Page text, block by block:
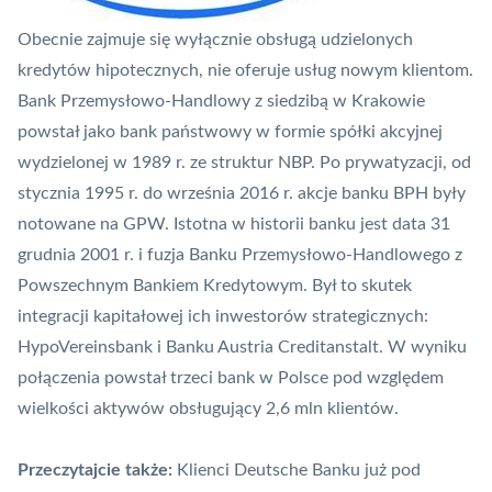
Obecnie zajmuje się wyłącznie obsługą udzielonych
kredytów hipotecznych, nie oferuje usług nowym klientom.
Bank Przemysłowo-Handlowy z siedzibą w Krakowie
powstał jako bank państwowy w formie spółki akcyjnej
wydzielonej w 1989 r. ze struktur NBP. Po prywatyzacji, od
stycznia 1995 r. do września 2016 r. akcje banku BPH były
notowane na GPW. Istotna w historii banku jest data 31
grudnia 2001 r. i fuzja Banku Przemysłowo-Handlowego z
Powszechnym Bankiem Kredytowym. Był to skutek
integracji kapitałowej ich inwestorów strategicznych:
HypoVereinsbank i Banku Austria Creditanstalt. W wyniku
połączenia powstał trzeci bank w Polsce pod względem
wielkości aktywów obsługujący 2,6 mln klientów.
Przeczytajcie także: Klienci Deutsche Banku już pod